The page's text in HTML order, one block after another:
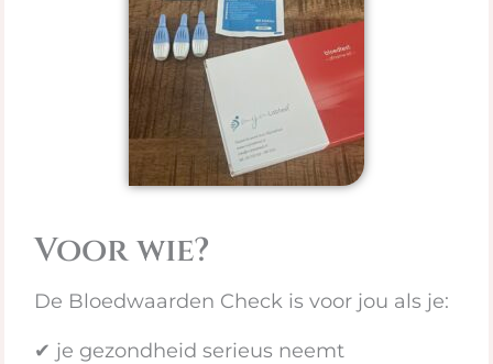
Voor wie?
De Bloedwaarden Check is voor jou als je:
✔ je gezondheid serieus neemt